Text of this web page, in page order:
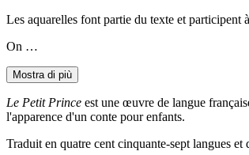
Les aquarelles font partie du texte et participent
On …
Mostra di più
Le Petit Prince est une œuvre de langue
l'apparence d'un conte pour enfants.
Traduit en quatre cent cinquante-sept langues et